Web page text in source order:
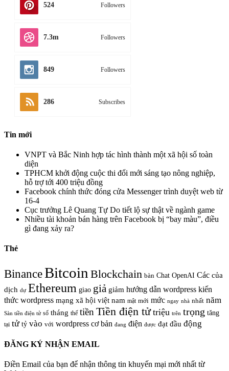
524 Followers
7.3m Followers
849 Followers
286 Subscribes
Tin mới
VNPT và Bắc Ninh hợp tác hình thành một xã hội số toàn
diện
TPHCM khởi động cuộc thi đổi mới sáng tạo nông nghiệp,
hỗ trợ tới 400 triệu đồng
Facebook chính thức đóng cửa Messenger trình duyệt web từ
16-4
Cục trưởng Lê Quang Tự Do tiết lộ sự thật về ngành game
Nhiều tài khoản bán hàng trên Facebook bị “bay màu”, điều
gì đang xảy ra?
Thẻ
BinanceBitcoin Blockchain bàn Chat OpenAI Các của
dịch dự Ethereum giao giả giảm hướng dẫn wordpress kiến
thức wordpress mạng xã hội việt nam mật mới mức ngay nhà nhất năm
Sàn tiền điện tử số tháng thế tiền Tiền điện tử triệu trên trọng tăng
tại tử tỷ vào với wordpress cơ bản đang điện được đạt đầu động
ĐĂNG KÝ NHẬN EMAIL
Điền Email của bạn để nhận thông tin khuyến mại mới nhất từ